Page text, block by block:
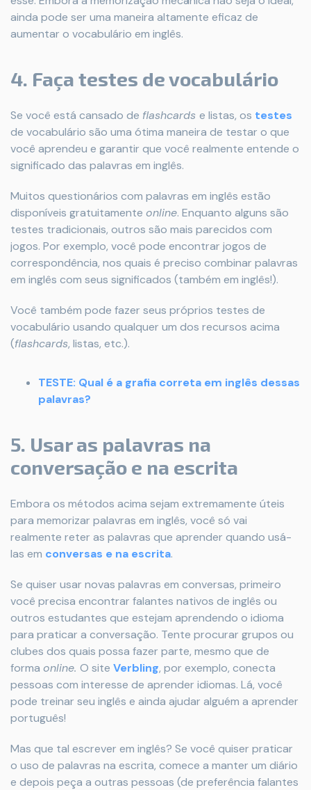
ainda pode ser uma maneira altamente eficaz de
aumentar o vocabulário em inglês.
4. Faça testes de vocabulário
Se você está cansado de flashcards e listas, os testes
de vocabulário são uma ótima maneira de testar o que
você aprendeu e garantir que você realmente entende o
significado das palavras em inglês.
Muitos questionários com palavras em inglês estão
disponíveis gratuitamente online. Enquanto alguns são
testes tradicionais, outros são mais parecidos com
jogos. Por exemplo, você pode encontrar jogos de
correspondência, nos quais é preciso combinar palavras
em inglês com seus significados (também em inglês!).
Você também pode fazer seus próprios testes de
vocabulário usando qualquer um dos recursos acima
(flashcards, listas, etc.).
TESTE: Qual é a grafia correta em inglês dessas
palavras?
5. Usar as palavras na
conversação e na escrita
Embora os métodos acima sejam extremamente úteis
para memorizar palavras em inglês, você só vai
realmente reter as palavras que aprender quando usá-
las em conversas e na escrita.
Se quiser usar novas palavras em conversas, primeiro
você precisa encontrar falantes nativos de inglês ou
outros estudantes que estejam aprendendo o idioma
para praticar a conversação. Tente procurar grupos ou
clubes dos quais possa fazer parte, mesmo que de
forma online. O site Verbling, por exemplo, conecta
pessoas com interesse de aprender idiomas. Lá, você
pode treinar seu inglês e ainda ajudar alguém a aprender
português!
Mas que tal escrever em inglês? Se você quiser praticar
o uso de palavras na escrita, comece a manter um diário
e depois peça a outras pessoas (de preferência falantes